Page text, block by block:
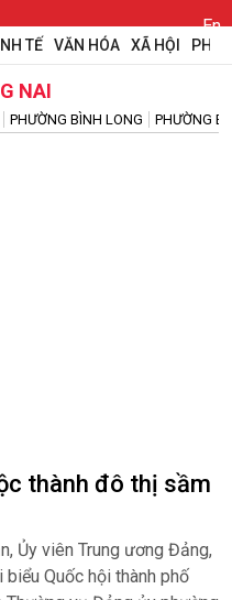
En
TẾ VĂN HÓA XÃ HỘI
NAI
PHƯỜNG BÌNH LONG PHƯỜNG
thành đô thị sầm
Ủy viên Trung ương Đảng,
Quốc hội thành phố